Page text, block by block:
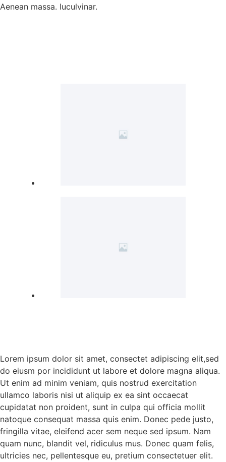
Aenean massa. luculvinar.
Lorem ipsum dolor sit amet, consectet adipiscing elit,sed
do eiusm por incididunt ut labore et dolore magna aliqua.
Ut enim ad minim veniam, quis nostrud exercitation
ullamco laboris nisi ut aliquip ex ea sint occaecat
cupidatat non proident, sunt in culpa qui officia mollit
natoque consequat massa quis enim. Donec pede justo,
fringilla vitae, eleifend acer sem neque sed ipsum. Nam
quam nunc, blandit vel, ridiculus mus. Donec quam felis,
ultricies nec, pellentesque eu, pretium consectetuer elit.